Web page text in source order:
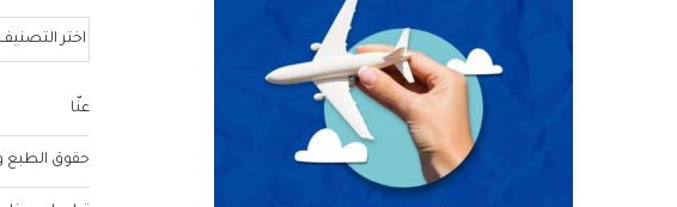
عنّا
حقوق الطبع